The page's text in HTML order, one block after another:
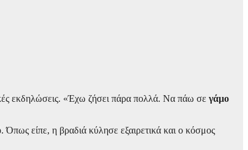
εκδηλώσεις. «Έχω ζήσει πάρα πολλά. Να πάω σε γάμο
είπε, η βραδιά κύλησε εξαιρετικά και ο κόσμος